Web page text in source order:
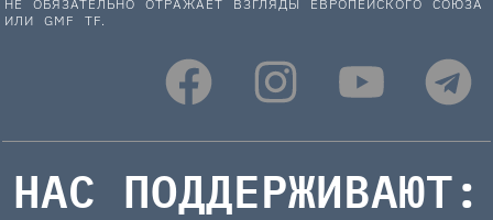
НЕ ОБЯЗАТЕЛЬНО ОТРАЖАЕТ ВЗГЛЯДЫ ЕВРОПЕЙСКОГО СОЮЗА
ИЛИ GMF TF.
НАС ПОДДЕРЖИВАЮТ: